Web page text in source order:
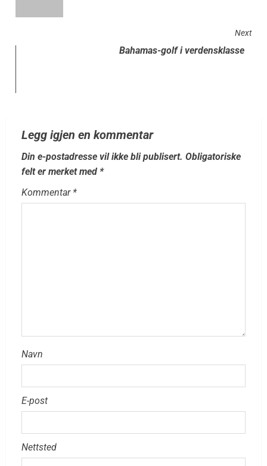
Next
Bahamas-golf i verdensklasse
Legg igjen en kommentar
Din e-postadresse vil ikke bli publisert. Obligatoriske
felt er merket med *
Kommentar *
Navn
E-post
Nettsted